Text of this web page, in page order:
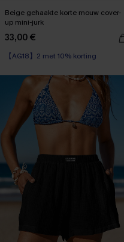
Beige gehaakte korte mouw cover-
up mini-jurk
33,00 €
【AG18】2 met 10% korting